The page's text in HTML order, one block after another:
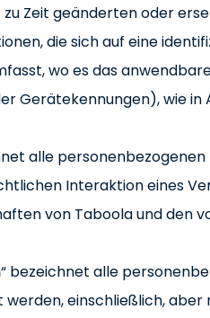
Zeit geänderten oder
die sich auf eine
wo es das
wie in
alle personenbezogenen
Interaktion eines
von Taboola und den
“ bezeichnet alle
einschließlich,